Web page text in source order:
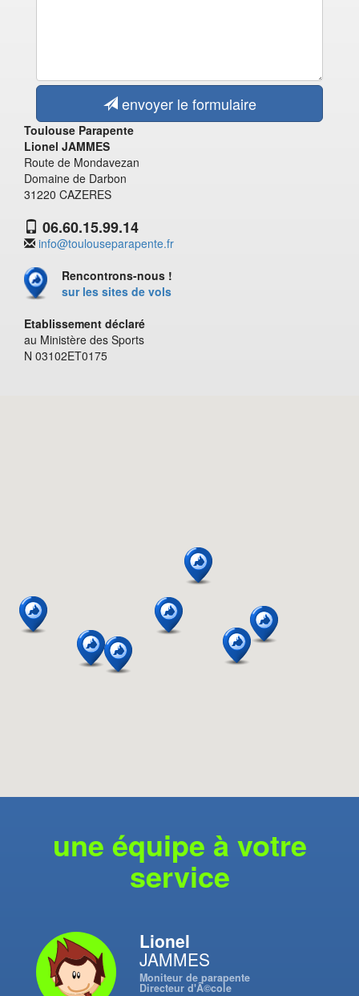
envoyer le formulaire
Toulouse Parapente
Lionel JAMMES
Route de Mondavezan
Domaine de Darbon
31220 CAZERES
06.60.15.99.14
info@toulouseparapente.fr
Rencontrons-nous !
sur les sites de vols
Etablissement déclaré
au Ministère des Sports
N 03102ET0175
une équipe à votre
service
Lionel
JAMMES
Moniteur de parapente
Directeur d'Ã©cole